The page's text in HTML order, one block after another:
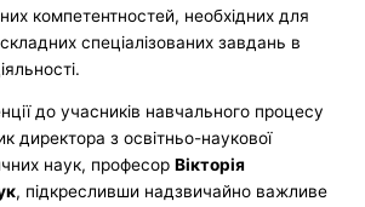
компетентностей, необхідних для
спеціалізованих завдань в
до учасників навчального процесу
директора з освітньо-наукової
наук, професор Вікторія
, підкресливши надзвичайно важливе